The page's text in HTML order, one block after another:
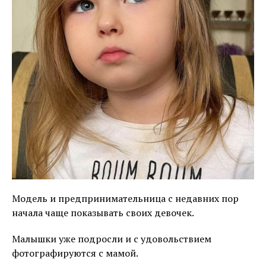
Модель и предпринимательница с недавних пор
начала чаще показывать своих девочек.
Малышки уже подросли и с удовольствием
фотографируются с мамой.